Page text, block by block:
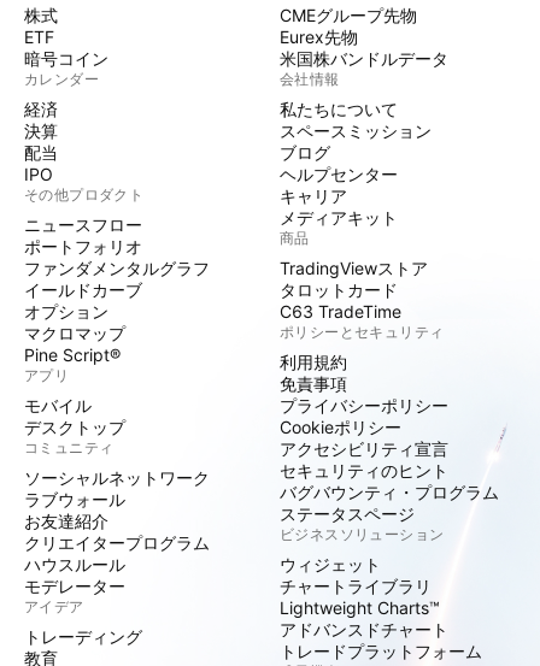
株式
ETF
暗号コイン
カレンダー
経済
決算
配当
IPO
その他プロダクト
ニュースフロー
ポートフォリオ
ファンダメンタルグラフ
イールドカーブ
オプション
マクロマップ
Pine Script®
アプリ
モバイル
デスクトップ
コミュニティ
ソーシャルネットワーク
ラブウォール
お友達紹介
クリエイタープログラム
ハウスルール
モデレーター
アイデア
トレーディング
教育
CMEグループ先物
Eurex先物
米国株バンドルデータ
会社情報
私たちについて
スペースミッション
ブログ
ヘルプセンター
キャリア
メディアキット
商品
TradingViewストア
タロットカード
C63 TradeTime
ポリシーとセキュリティ
利用規約
免責事項
プライバシーポリシー
Cookieポリシー
アクセシビリティ宣言
セキュリティのヒント
バグバウンティ・プログラム
ステータスページ
ビジネスソリューション
ウィジェット
チャートライブラリ
Lightweight Charts™
アドバンスドチャート
トレードプラットフォーム